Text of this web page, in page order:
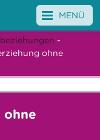
MENÜ
-
ohne
ohne